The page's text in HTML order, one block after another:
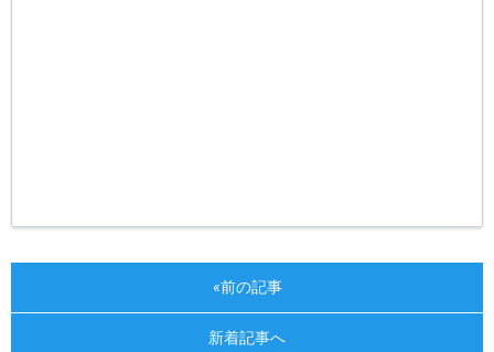
«前の記事
新着記事へ